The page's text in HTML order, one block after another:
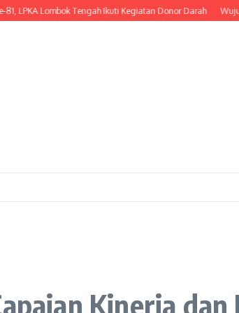
Lombok Tengah Ikuti Kegiatan Donor Darah Wujud
Kinerja